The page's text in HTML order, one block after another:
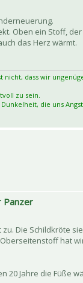
Oben ein Stoff,
das Herz wärmt.
nicht, dass wir
zu sein.
die uns
Panzer
Die Schildkröte
hat
20 Jahre die Füße